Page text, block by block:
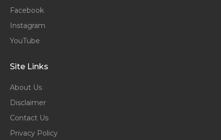
Facebook
Instagram
YouTube
Site Links
About Us
Disclaimer
Contact Us
Privacy Policy